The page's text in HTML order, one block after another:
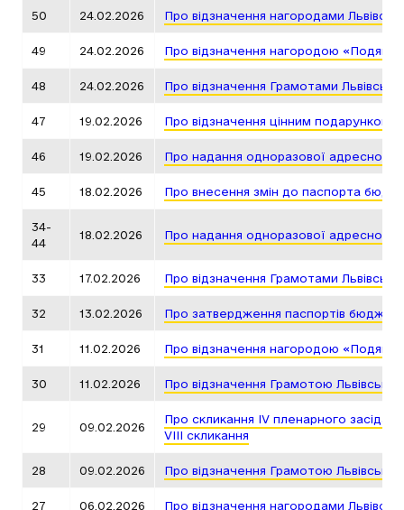
50 24.02.2026 Про відзначення нагородами
49 24.02.2026 Про відзначення нагородою «Подяка
48 24.02.2026 Про відзначення Грамотами
47 19.02.2026 Про відзначення цінним подарунком
46 19.02.2026 Про надання одноразової адресної
45 18.02.2026 Про внесення змін до паспорта
34-
44
18.02.2026 Про надання одноразової адресної
33 17.02.2026 Про відзначення Грамотами
32 13.02.2026 Про затвердження паспортів
31 11.02.2026 Про відзначення нагородою «Подяка
30 11.02.2026 Про відзначення Грамотою
29 09.02.2026
Про скликання ІV пленарного
VIII скликання
28 09.02.2026 Про відзначення Грамотою
27 06.02.2026 Про відзначення нагородами